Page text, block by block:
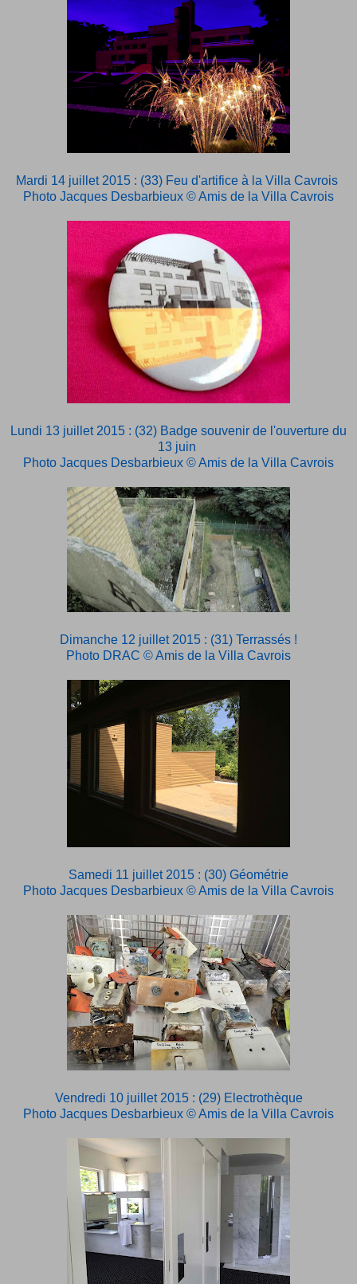
Mardi 14 juillet 2015 : (33) Feu d'artifice à la Villa Cavrois
Photo Jacques Desbarbieux © Amis de la Villa Cavrois
Lundi 13 juillet 2015 : (32) Badge souvenir de l'ouverture du
13 juin
Photo Jacques Desbarbieux © Amis de la Villa Cavrois
Dimanche 12 juillet 2015 : (31) Terrassés !
Photo DRAC © Amis de la Villa Cavrois
Samedi 11 juillet 2015 : (30) Géométrie
Photo Jacques Desbarbieux © Amis de la Villa Cavrois
Vendredi 10 juillet 2015 : (29) Electrothèque
Photo Jacques Desbarbieux © Amis de la Villa Cavrois